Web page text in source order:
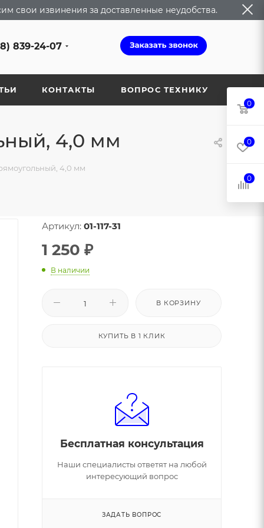
свои извинения за доставленные неудобства.
839-24-07
КОНТАКТЫ ВОПРОС ТЕХНИКУ
4,0 мм
4,0 мм
Артикул: 01-117-31
1 250 ₽
В наличии
В КОРЗИНУ
КУПИТЬ В 1 КЛИК
Бесплатная консультация
Наши специалисты ответят на любой
интересующий вопрос
ЗАДАТЬ ВОПРОС
0
0
0